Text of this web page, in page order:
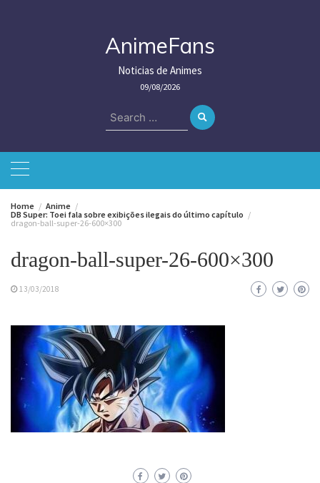
AnimeFans
Noticias de Animes
09/08/2026
Search
for:
Home
Anime
DB Super: Toei fala sobre exibições ilegais do último capítulo
dragon-ball-super-26-600×300
dragon-ball-super-26-600×300
13/03/2018